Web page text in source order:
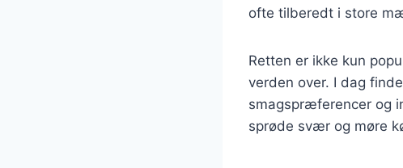
ofte tilberedt i store
Retten er ikke kun
verden over. I dag
smagspræferencer og
sprøde svær og møre